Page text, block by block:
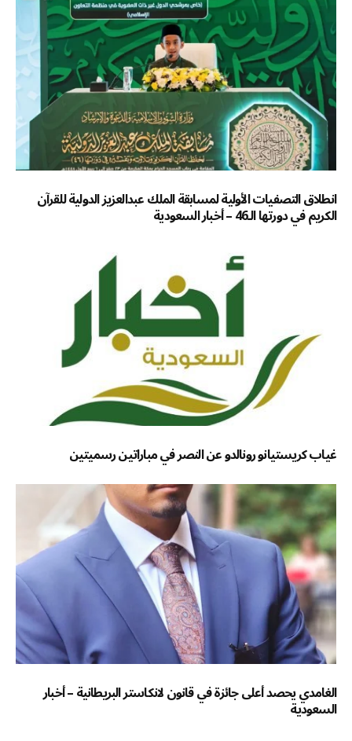
انطلاق التصفيات الأولية لمسابقة الملك عبدالعزيز الدولية للقرآن
الكريم في دورتها الـ46 – أخبار السعودية
غياب كريستيانو رونالدو عن النصر في مباراتين رسميتين
الغامدي يحصد أعلى جائزة في قانون لانكاستر البريطانية – أخبار
السعودية